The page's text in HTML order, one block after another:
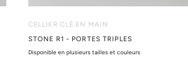
CELLIER CLÉ EN MAIN
STONE R1 - PORTES TRIPLES
Disponible en plusieurs tailles et couleurs